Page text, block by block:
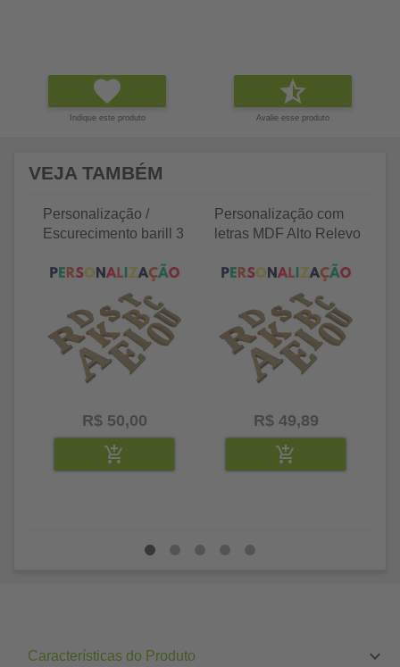
Indique este produto Avalie esse produto
VEJA TAMBÉM
Personalização /
Escurecimento barill 3
R$ 50,00
Personalização com
letras MDF Alto Relevo
R$ 49,89
Características do Produto